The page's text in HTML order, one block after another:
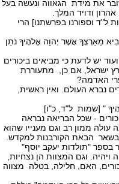
את מידת הגאווה ונעשה בעל
ודויד המלך.
ל"ד וספורנו בפרשתנו] הרי
מֵאַרְצְךָ אֲשֶׁר יְהוָה אֱלֹהֶיךָ נֹתֵן
יש לדעת כי מביאים ביכורים
ישראל, אם כן, מתעוררת
האדמה?
נברא העולם. ואין ראשית,
" [שמות ל"ד, כ"ו]
- שכל הבריאה נבראה
עולה ממון רב וגם מענייו שהוא
הבאת הקורבנות למקדש.
"תולדות יעקב יוסף"
וגם המצוות הן נצחיות,
האם, חלילה, בטלה מצווה